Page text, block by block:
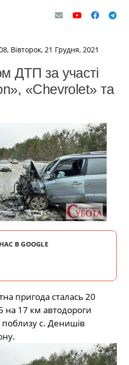
Вівторок, 21 Грудня, 2021
ДТП за участі
«Chevrolet» та
В GOOGLE
пригода сталась 20
на 17 км автодороги
с. Денишів